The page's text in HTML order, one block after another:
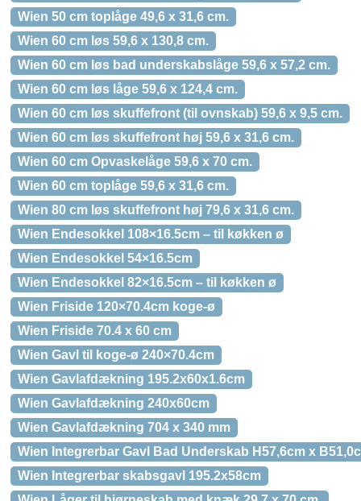
Wien 50 cm toplåge 49,6 x 31,6 cm.
Wien 60 cm løs 59,6 x 130,8 cm.
Wien 60 cm løs bad underskabslåge 59,6 x 57,2 cm.
Wien 60 cm løs låge 59,6 x 124,4 cm.
Wien 60 cm løs skuffefront (til ovnskab) 59,6 x 9,5 cm.
Wien 60 cm løs skuffefront høj 59,6 x 31,6 cm.
Wien 60 cm Opvaskelåge 59,6 x 70 cm.
Wien 60 cm toplåge 59,6 x 31,6 cm.
Wien 80 cm løs skuffefront høj 79,6 x 31,6 cm.
Wien Endesokkel 108×16.5cm – til køkken ø
Wien Endesokkel 54×16.5cm
Wien Endesokkel 82×16.5cm – til køkken ø
Wien Friside 120×70.4cm koge-ø
Wien Friside 70.4 x 60 cm
Wien Gavl til koge-ø 240×70.4cm
Wien Gavlafdækning 195.2x60x1.6cm
Wien Gavlafdækning 240x60cm
Wien Gavlafdækning 704 x 340 mm
Wien Integrerbar Gavl Bad Underskab H57,6cm x
Wien Integrerbar skabsgavl 195.2x58cm